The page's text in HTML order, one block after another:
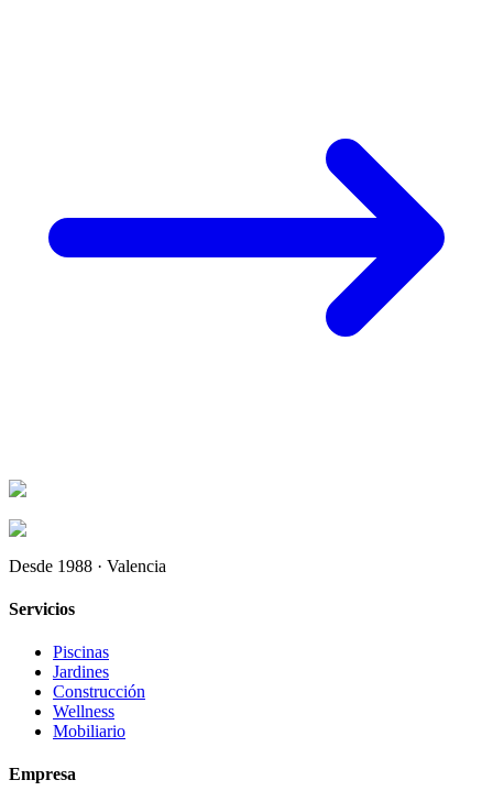
Desde 1988 · Valencia
Servicios
Piscinas
Jardines
Construcción
Wellness
Mobiliario
Empresa